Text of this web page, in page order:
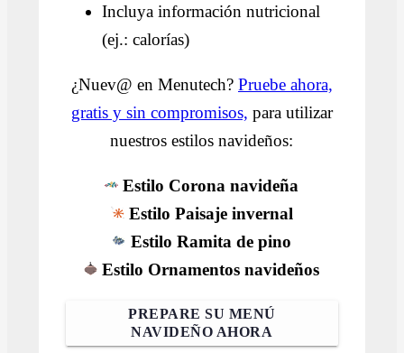
Incluya información nutricional
(ej.: calorías)
¿Nuev@ en Menutech? Pruebe ahora,
gratis y sin compromisos, para utilizar
nuestros estilos navideños:
Estilo Corona navideña
Estilo Paisaje invernal
Estilo Ramita de pino
Estilo Ornamentos navideños
PREPARE SU MENÚ
NAVIDEÑO AHORA